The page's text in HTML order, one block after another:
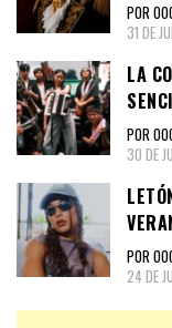
POR
31 DE
LA
POR
30 DE
POR
24 DE